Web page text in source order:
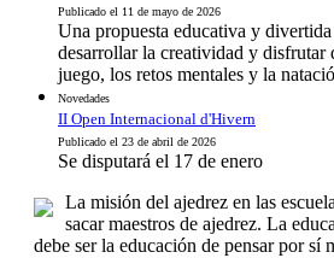
Publicado el 11 de mayo de 2026
Una propuesta educativa y
desarrollar la creatividad y disfrutar
juego, los retos mentales y la
Novedades
II Open Internacional d'Hivern
Publicado el 23 de abril de 2026
Se disputará el 17 de enero
La misión del ajedrez en las
sacar maestros de ajedrez. La
debe ser la educación de pensar por sí